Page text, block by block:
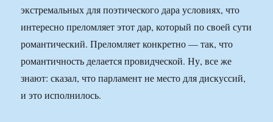
экстремальных для поэтического дара условиях, что
интересно преломляет этот дар, который по своей сути
романтический. Преломляет конкретно — так, что
романтичность делается провидческой. Ну, все же
знают: сказал, что парламент не место для дискуссий,
и это исполнилось.